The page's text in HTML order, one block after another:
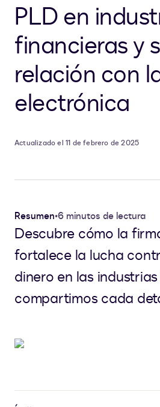
PLD en
financieras y
relación con
electrónica
Actualizado el 11 de febrero de 2025
Resumen•6 minutos de lectura
Descubre cómo la
fortalece la lucha
dinero en las
compartimos cada